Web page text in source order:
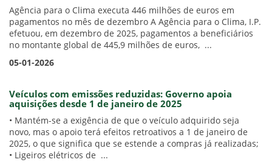
Agência para o Clima executa 446 milhões de euros em
pagamentos no mês de dezembro A Agência para o Clima, I.P.
efetuou, em dezembro de 2025, pagamentos a beneficiários
no montante global de 445,9 milhões de euros, ...
05-01-2026
Veículos com emissões reduzidas: Governo apoia
aquisições desde 1 de janeiro de 2025
• Mantém-se a exigência de que o veículo adquirido seja
novo, mas o apoio terá efeitos retroativos a 1 de janeiro de
2025, o que significa que se estende a compras já realizadas;
• Ligeiros elétricos de ...